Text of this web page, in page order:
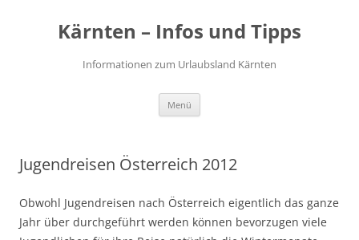
springenKärnten – Infos und Tipps
Informationen zum Urlaubsland Kärnten
Menü
Jugendreisen Österreich 2012
Obwohl Jugendreisen nach Österreich eigentlich das ganze
Jahr über durchgeführt werden können bevorzugen viele